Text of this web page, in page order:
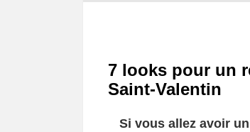
7 looks pour un
Saint-Valentin
Si vous allez avoir